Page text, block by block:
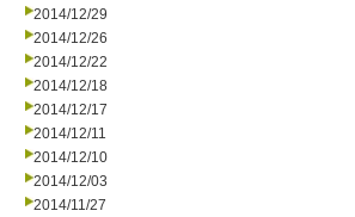
2014/12/29
2014/12/26
2014/12/22
2014/12/18
2014/12/17
2014/12/11
2014/12/10
2014/12/03
2014/11/27